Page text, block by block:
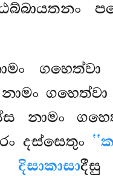
ගහෙත්වා
ගහෙත්වා
නාමං
දස්සෙතුං
දිසාකාසා